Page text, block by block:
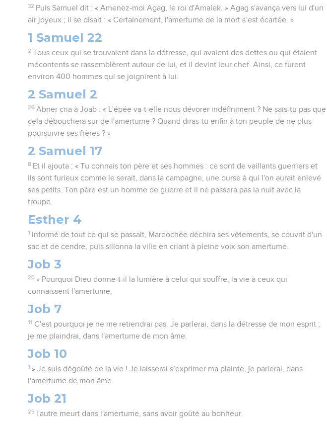
32 Puis Samuel dit : « Amenez-moi Agag, le roi d'Amalek. » Agag s'avança vers lui d'un
air joyeux ; il se disait : « Certainement, l'amertume de la mort s’est écartée. »
1 Samuel 22
2 Tous ceux qui se trouvaient dans la détresse, qui avaient des dettes ou qui étaient
mécontents se rassemblèrent autour de lui, et il devint leur chef. Ainsi, ce furent
environ 400 hommes qui se joignirent à lui.
2 Samuel 2
26 Abner cria à Joab : « L'épée va-t-elle nous dévorer indéfiniment ? Ne sais-tu pas que
cela débouchera sur de l'amertume ? Quand diras-tu enfin à ton peuple de ne plus
poursuivre ses frères ? »
2 Samuel 17
8 Et il ajouta : « Tu connais ton père et ses hommes : ce sont de vaillants guerriers et
ils sont furieux comme le serait, dans la campagne, une ourse à qui l'on aurait enlevé
ses petits. Ton père est un homme de guerre et il ne passera pas la nuit avec la
troupe.
Esther 4
1
Informé de tout ce qui se passait, Mardochée déchira ses vêtements, se couvrit d'un
sac et de cendre, puis sillonna la ville en criant à pleine voix son amertume.
Job 3
20 » Pourquoi Dieu donne-t-il la lumière à celui qui souffre, la vie à ceux qui
connaissent l'amertume,
Job 7
11 C'est pourquoi je ne me retiendrai pas. Je parlerai, dans la détresse de mon esprit ;
je me plaindrai, dans l'amertume de mon âme.
Job 10
1 » Je suis dégoûté de la vie ! Je laisserai s’exprimer ma plainte, je parlerai, dans
l'amertume de mon âme.
Job 21
25 l'autre meurt dans l'amertume, sans avoir goûté au bonheur.